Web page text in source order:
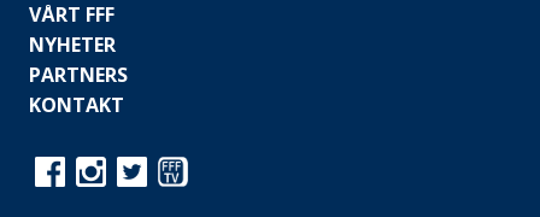
VÅRT FFF
NYHETER
PARTNERS
KONTAKT